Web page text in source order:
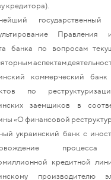
кредитора).
Правления
банка по вопросам
аспектам
коммерческий
по
заемщиков в
«О финансовой
украинский банк с
процесса
кредитной
производителю